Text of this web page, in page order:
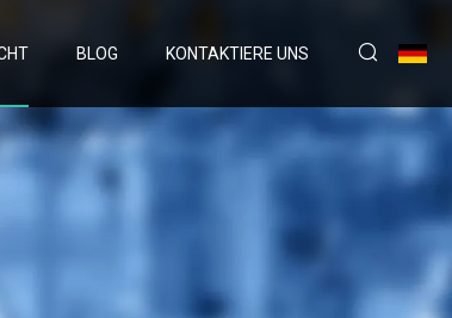
BLOG KONTAKTIERE UNS